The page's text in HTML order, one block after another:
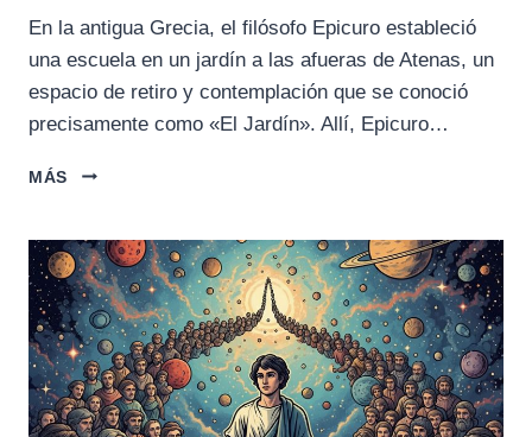
En la antigua Grecia, el filósofo Epicuro estableció
una escuela en un jardín a las afueras de Atenas, un
espacio de retiro y contemplación que se conoció
precisamente como «El Jardín». Allí, Epicuro…
MÁS
EL
EPICURO